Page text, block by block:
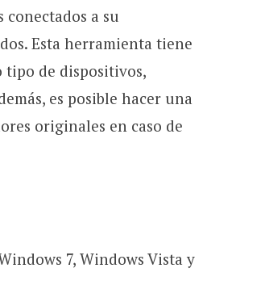
a su
Esta herramienta tiene
tipo de dispositivos,
es posible hacer una
originales en caso de
7, Windows Vista y